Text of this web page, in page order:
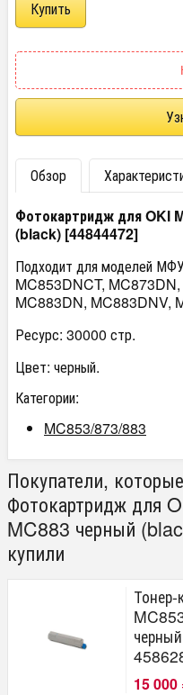
Обзор
Фотокартридж для OKI
(black) [44844472]
Подходит для моделей
MC853DNCT,
MC883DN, MC883DNV,
Ресурс: 30000 стр.
Цвет: черный.
Категории:
MC853/873/883
Покупатели,
Фотокартридж для
MC883 черный
купили
15 000